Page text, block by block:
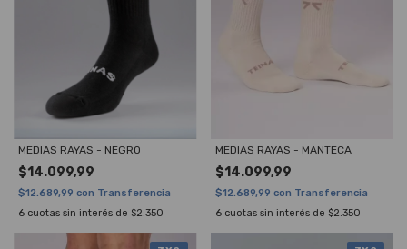
MEDIAS RAYAS - NEGRO
$14.099,99
$12.689,99 con Transferencia
6 cuotas sin interés de $2.350
MEDIAS RAYAS - MANTECA
$14.099,99
$12.689,99 con Transferencia
6 cuotas sin interés de $2.350